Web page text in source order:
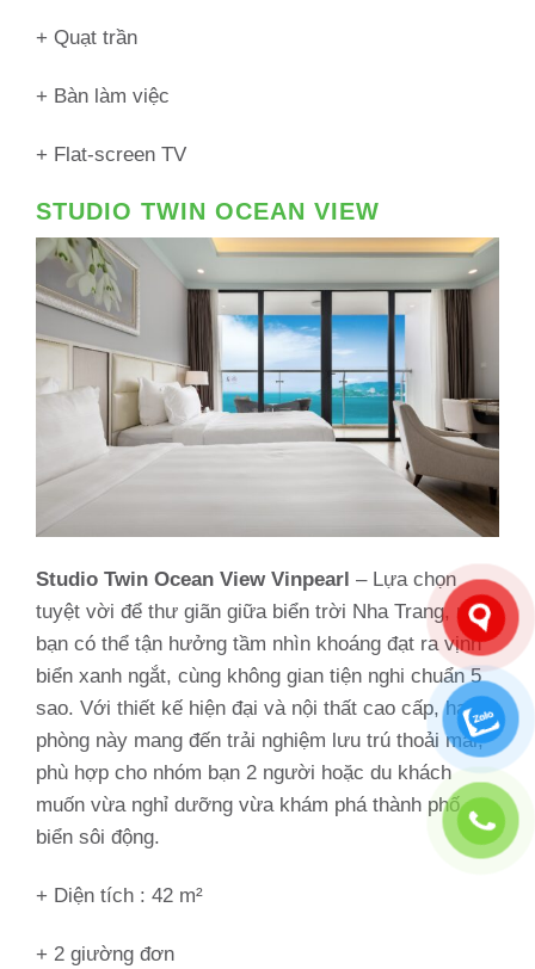
+ Quạt trần
+ Bàn làm việc
+ Flat-screen TV
STUDIO TWIN OCEAN VIEW
Studio Twin Ocean View Vinpearl – Lựa chọn
tuyệt vời để thư giãn giữa biển trời Nha Trang, nơi
bạn có thể tận hưởng tầm nhìn khoáng đạt ra vịnh
biển xanh ngắt, cùng không gian tiện nghi chuẩn 5
sao. Với thiết kế hiện đại và nội thất cao cấp, hạng
phòng này mang đến trải nghiệm lưu trú thoải mái,
phù hợp cho nhóm bạn 2 người hoặc du khách
muốn vừa nghỉ dưỡng vừa khám phá thành phố
biển sôi động.
+ Diện tích : 42 m²
+ 2 giường đơn